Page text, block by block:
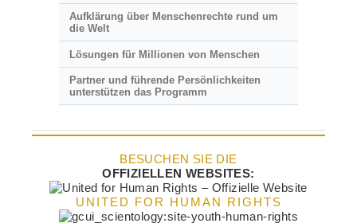
Aufklärung über Menschenrechte rund um
die Welt
Lösungen für Millionen von Menschen
Partner und führende Persönlichkeiten
unterstützen das Programm
BESUCHEN SIE DIE
OFFIZIELLEN WEBSITES:
UNITED FOR HUMAN RIGHTS